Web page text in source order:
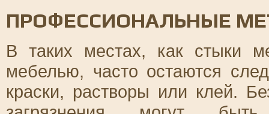
ПРОФЕССИОНАЛЬНЫЕ
В таких местах, как стыки
мебелью, часто остаются
краски, растворы или клей.